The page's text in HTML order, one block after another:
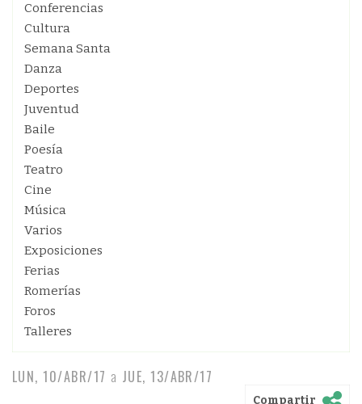
Conferencias
Cultura
Semana Santa
Danza
Deportes
Juventud
Baile
Poesía
Teatro
Cine
Música
Varios
Exposiciones
Ferias
Romerías
Foros
Talleres
LUN, 10/ABR/17 a JUE, 13/ABR/17
Compartir